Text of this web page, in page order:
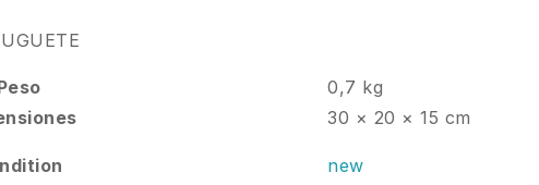
0,7 kg
30 × 20 × 15 cm
new